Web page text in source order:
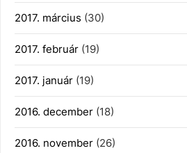
2017. március (30)
2017. február (19)
2017. január (19)
2016. december (18)
2016. november (26)